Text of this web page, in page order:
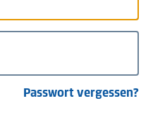
Passwort vergessen?